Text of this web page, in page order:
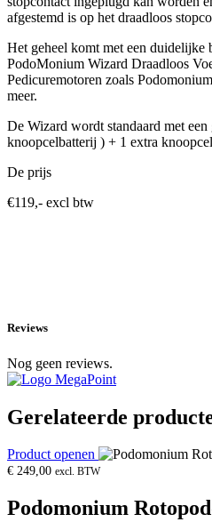
afgestemd is op het draadloos
Het geheel komt met een duidelijke
PodoMonium Wizard Draadloos
Pedicuremotoren zoals
meer.
De Wizard wordt standaard met
knoopcelbatterij ) + 1 extra
De prijs
€119,- excl btw
Reviews
Nog geen reviews.
Gerelateerde
Product openen
€ 249,00 excl. BTW
Podomonium